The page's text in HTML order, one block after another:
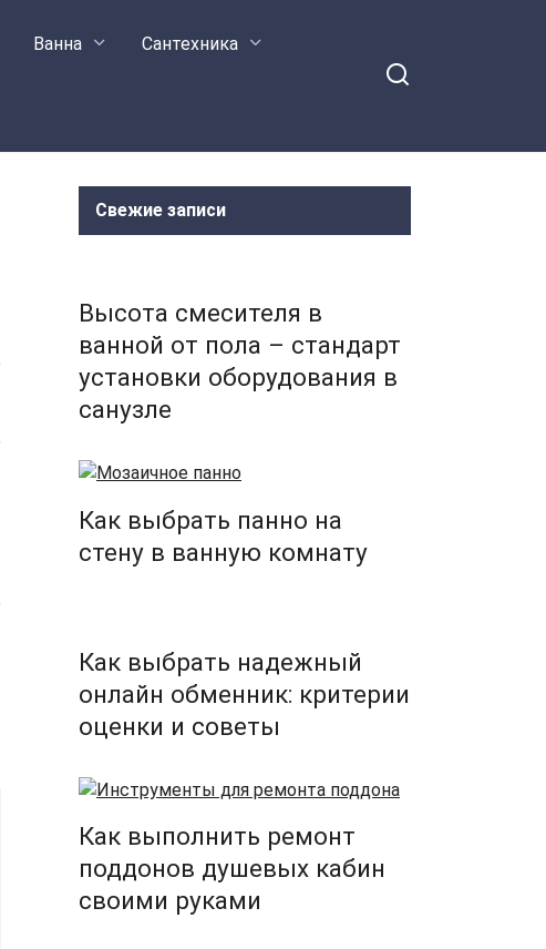
Ванна Сантехника
Свежие записи
Высота смесителя в
ванной от пола – стандарт
установки оборудования в
санузле
Как выбрать панно на
стену в ванную комнату
Как выбрать надежный
онлайн обменник: критерии
оценки и советы
Как выполнить ремонт
поддонов душевых кабин
своими руками